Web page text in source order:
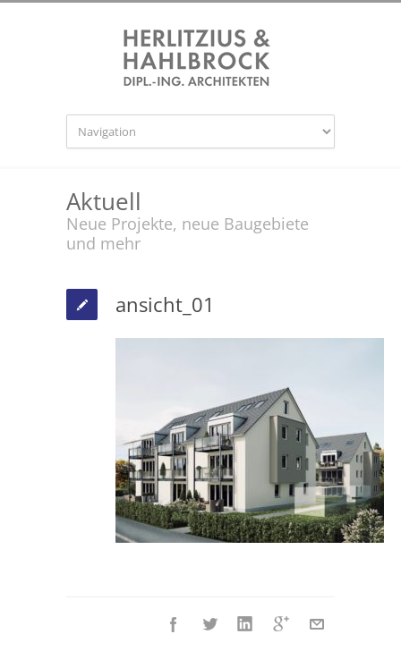
Aktuell
Neue Projekte, neue Baugebiete
und mehr
ansicht_01